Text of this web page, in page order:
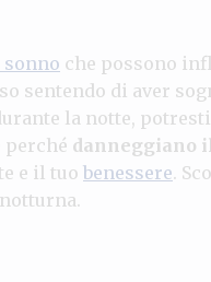
che possono
sentendo di aver
la notte,
perché danneggiano
e il tuo benessere.